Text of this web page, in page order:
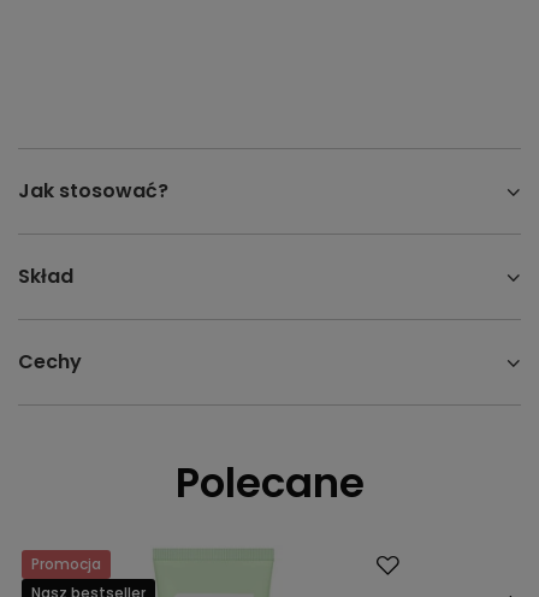
Jak stosować?
Skład
Cechy
Polecane
Promocja
Nasz bestseller
Nasz